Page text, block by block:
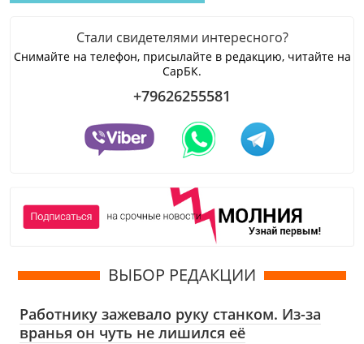
Стали свидетелями интересного?
Снимайте на телефон, присылайте в редакцию, читайте на
СарБК.
+79626255581
ВЫБОР РЕДАКЦИИ
Работнику зажевало руку станком. Из-за
вранья он чуть не лишился её